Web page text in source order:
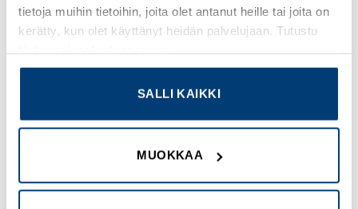
tietoja muihin tietoihin, joita olet antanut heille tai joita on
kerätty, kun olet käyttänyt heidän palvelujaan. Tutustu
SALLI KAIKKI
MUOKKAA
TUTUSTU MYÖS
Add to